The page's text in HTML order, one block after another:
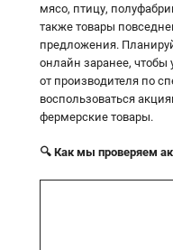
мясо, птицу,
также товары
предложения.
онлайн заранее,
от производителя по
воспользоваться
фермерские товары.
🔍 Как мы проверяем